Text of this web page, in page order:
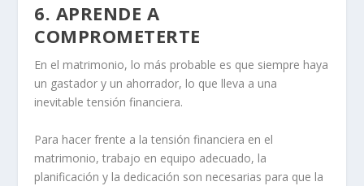
6. APRENDE A
COMPROMETERTE
En el matrimonio, lo más probable es que siempre haya
un gastador y un ahorrador, lo que lleva a una
inevitable tensión financiera.
Para hacer frente a la tensión financiera en el
matrimonio,trabajo en equipo adecuado, la
planificación y la dedicación son necesarias para que la